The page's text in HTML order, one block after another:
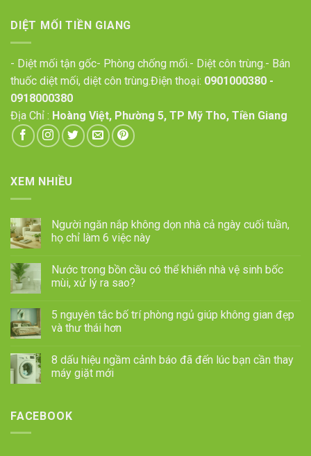
DIỆT MỐI TIỀN GIANG
- Diệt mối tận gốc- Phòng chống mối.- Diệt côn trùng.- Bán
thuốc diệt mối, diệt côn trùng.Điện thoại: 0901000380 -
0918000380
Địa Chỉ : Hoàng Việt, Phường 5, TP Mỹ Tho, Tiền Giang
XEM NHIỀU
Người ngăn nắp không dọn nhà cả ngày cuối tuần,
họ chỉ làm 6 việc này
Nước trong bồn cầu có thể khiến nhà vệ sinh bốc
mùi, xử lý ra sao?
5 nguyên tắc bố trí phòng ngủ giúp không gian đẹp
và thư thái hơn
8 dấu hiệu ngầm cảnh báo đã đến lúc bạn cần thay
máy giặt mới
FACEBOOK